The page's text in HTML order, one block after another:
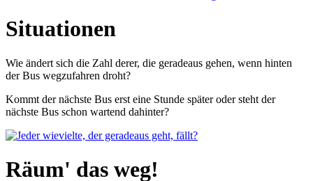
Situationen
Wie ändert sich die Zahl derer, die geradeaus gehen, wenn hinten
der Bus wegzufahren droht?
Kommt der nächste Bus erst eine Stunde später oder steht der
nächste Bus schon wartend dahinter?
Räum' das weg!